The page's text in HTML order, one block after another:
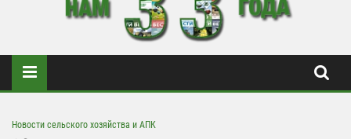
Новости сельского хозяйства и АПК